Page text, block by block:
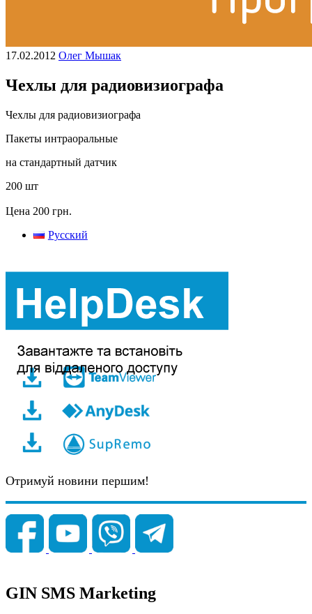
17.02.2012 Олег Мышак
Чехлы для радиовизиографа
Чехлы для радиовизиографа
Пакеты интраоральные
на стандартный датчик
200 шт
Цена 200 грн.
Русский
Отримуй новини першим!
GIN SMS Marketing